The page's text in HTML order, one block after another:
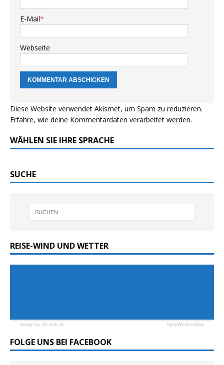
E-Mail*
Webseite
Diese Website verwendet Akismet, um Spam zu reduzieren.
Erfahre, wie deine Kommentardaten verarbeitet werden.
WÄHLEN SIE IHRE SPRACHE
SUCHE
REISE-WIND UND WETTER
design by siti web ok OpenWeatherMap
FOLGE UNS BEI FACEBOOK